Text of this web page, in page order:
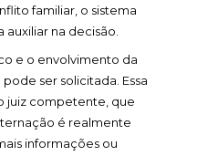
familiar, o sistema
na decisão.
e o envolvimento da
ser solicitada. Essa
juiz competente, que
é realmente
informações ou